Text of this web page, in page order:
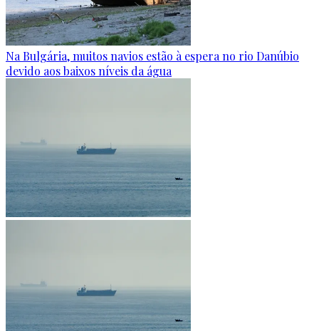
Na Bulgária, muitos navios estão à espera no rio Danúbio
devido aos baixos níveis da água